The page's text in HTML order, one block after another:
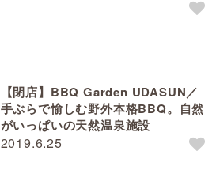
2019.6.25
【閉店】BBQ Garden UDASUN／
手ぶらで愉しむ野外本格BBQ。自然
がいっぱいの天然温泉施設